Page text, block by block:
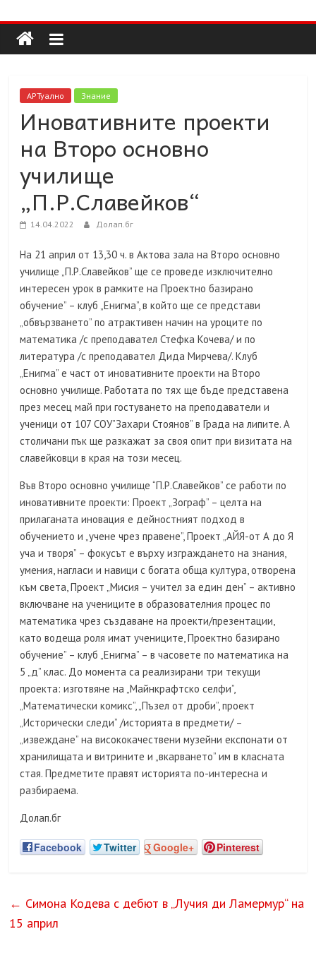
to
content
Долап
БГ
култура|
пътешествия|
мода|
събития|
кухня|
реклама|
минало|
АРТуално Знание
Иновативните проекти
на Второ основно
училище
„П.Р.Славейков“
14.04.2022 Долап.бг
На 21 април от 13,30 ч. в Актова зала на Второ основно
училище „П.Р.Славейков” ще се проведе изключително
интересен урок в рамките на Проектно базирано
обучение” – клуб „Енигма”, в който ще се представи
„обвързването” по атрактивен начин на уроците по
математика /с преподавател Стефка Кочева/ и по
литература /с преподавател Дида Мирчева/. Клуб
„Енигма” е част от иновативните проекти на Второ
основно училище. Работата по тях ще бъде представена
през месец май при гостуването на преподаватели и
ученици от 107 СОУ”Захари Стоянов” в Града на липите. А
столичани пък ще разкажат за своя опит при визитата на
славейковци в края на този месец.
Във Второ основно училище “П.Р.Славейков” се работи по
иновативните проекти: Проект „Зограф” – целта на
прилаганата иновация е дейностният подход в
обучението и „учене чрез правене”, Проект „АЙЯ-от А до Я
уча и творя” – фокусът е върху изграждането на знания,
умения, нагласи и навици с богата обща култура, отворена
към света, Проект „Мисия – учител за един ден” – активно
включване на учениците в образователния процес по
математика чрез създаване на проекти/презентации,
като водеща роля имат учениците, Проектно базирано
обучение” – клуб „Енигма” – в часовете по математика на
5 „д” клас. До момента са реализирани три текущи
проекта: изготвяне на „Майнкрафтско селфи”,
„Математически комикс”, „Пъзел от дроби”, проект
„Исторически следи” /историята в предмети/ –
„извеждане” на висококачествени музейни експонати от
хранилищата и витрините и „вкарването” им в класната
стая. Предметите правят историята по-интересна и
разбираема.
Долап.бг
Facebook Twitter Google+ Pinterest
← Симона Кодева с дебют в „Лучия ди Ламермур“ на
15 април